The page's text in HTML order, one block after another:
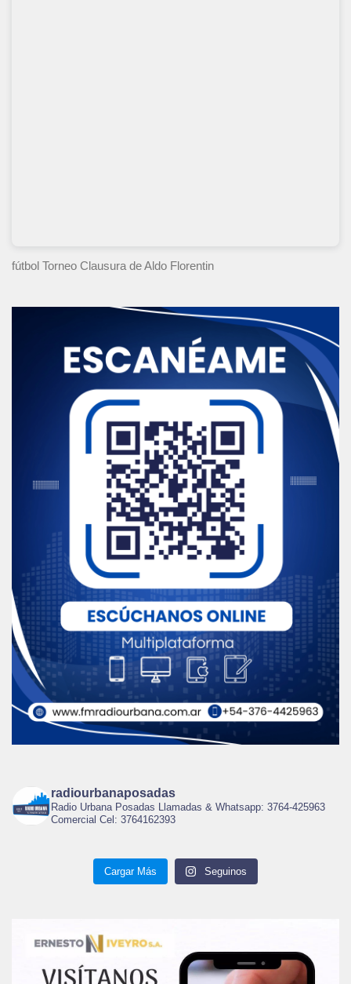
fútbol Torneo Clausurade Aldo Florentin
radiourbanaposadas
Radio Urbana Posadas Llamadas & Whatsapp: 3764-425963
Comercial Cel: 3764162393
Cargar Más Seguinos